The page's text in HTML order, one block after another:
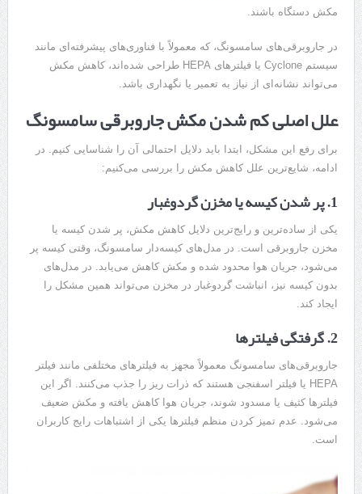
مکش دستگاه باشند.
در جاروبرقی‌های سامسونگ، که معمولاً با فناوری‌های پیشرفته‌ای مانند
سیستم Cyclone یا فیلترهای HEPA طراحی شده‌اند، کاهش مکش
می‌تواند نشانه‌ای از نیاز به تعمیر یا نگهداری باشد.
علل اصلی کم شدن مکش جاروبرقی سامسونگ
برای رفع این مشکل، ابتدا باید دلایل احتمالی آن را شناسایی کنیم. در
ادامه، شایع‌ترین علل کاهش مکش را بررسی می‌کنیم:
1. پر شدن کیسه یا مخزن گردوغبار
یکی از ساده‌ترین و رایج‌ترین دلایل کاهش مکش، پر شدن کیسه یا
مخزن جاروبرقی است. در مدل‌های کیسه‌دار سامسونگ، وقتی کیسه پر
می‌شود، جریان هوا محدود شده و مکش کاهش می‌یابد. در مدل‌های
بدون کیسه نیز، انباشت گردوغبار در مخزن می‌تواند همین مشکل را
ایجاد کند.
2. گرفتگی فیلترها
جاروبرقی‌های سامسونگ معمولاً مجهز به فیلترهای مختلفی مانند فیلتر
HEPA یا فیلتر اسفنجی هستند که ذرات ریز را جذب می‌کنند. اگر این
فیلترها کثیف یا مسدود شوند، جریان هوا کاهش یافته و مکش ضعیف
می‌شود. عدم تمیز کردن منظم فیلترها یکی از اشتباهات رایج کاربران
است.